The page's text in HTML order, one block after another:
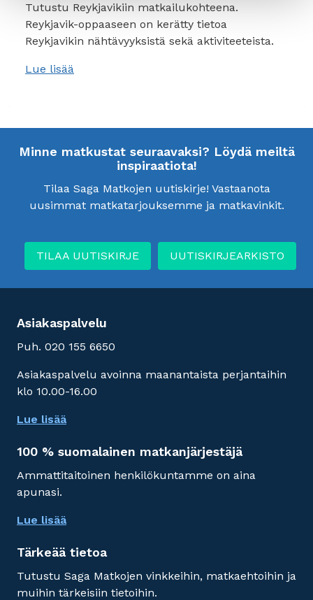
Tutustu Reykjavikiin matkailukohteena.
Reykjavik-oppaaseen on kerätty tietoa
Reykjavikin nähtävyyksistä sekä aktiviteeteista.
Lue lisää
Minne matkustat seuraavaksi? Löydä meiltä
inspiraatiota!
Tilaa Saga Matkojen uutiskirje! Vastaanota
uusimmat matkatarjouksemme ja matkavinkit.
TILAA UUTISKIRJE UUTISKIRJEARKISTO
Asiakaspalvelu
Puh. 020 155 6650
Asiakaspalvelu avoinna maanantaista perjantaihin
klo 10.00-16.00
Lue lisää
100 % suomalainen matkanjärjestäjä
Ammattitaitoinen henkilökuntamme on aina
apunasi.
Lue lisää
Tärkeää tietoa
Tutustu Saga Matkojen vinkkeihin, matkaehtoihin ja
muihin tärkeisiin tietoihin.